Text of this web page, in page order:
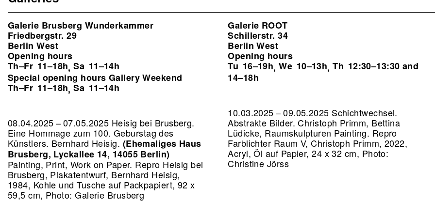
Galerie Brusberg Wunderkammer
Friedbergstr. 29
Berlin West
Opening hours
Th–Fr 11–18h,Sa 11–14h
Special opening hours Gallery Weekend
Th–Fr 11–18h,Sa 11–14h
08.04.2025 – 07.05.2025 Heisig bei Brusberg.
Eine Hommage zum 100. Geburstag des
Künstlers. Bernhard Heisig. (Ehemaliges Haus
Brusberg, Lyckallee 14, 14055 Berlin)
Painting, Print, Work on Paper. Repro Heisig bei
Brusberg, Plakatentwurf, Bernhard Heisig,
1984, Kohle und Tusche auf Packpapiert, 92 x
59,5 cm, Photo: Galerie Brusberg
Galerie ROOT
Schillerstr. 34
Berlin West
Opening hours
Tu 16–19h,We 10–13h,Th 12:30–13:30 and
14–18h
10.03.2025 – 09.05.2025 Schichtwechsel.
Abstrakte Bilder. Christoph Primm, Bettina
Lüdicke, Raumskulpturen Painting. Repro
Farblichter Raum V, Christoph Primm, 2022,
Acryl, Öl auf Papier, 24 x 32 cm, Photo:
Christine Jörss